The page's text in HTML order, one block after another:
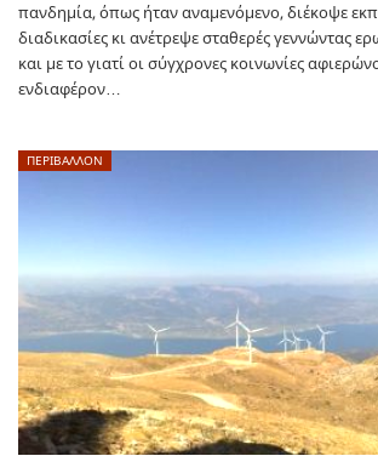
πανδημία, όπως ήταν αναμενόμενο, διέκοψε
διαδικασίες κι ανέτρεψε σταθερές γεννώντας
και με το γιατί οι σύγχρονες κοινωνίες
ενδιαφέρον…
ΠΕΡΙΒΑΛΛΟΝ